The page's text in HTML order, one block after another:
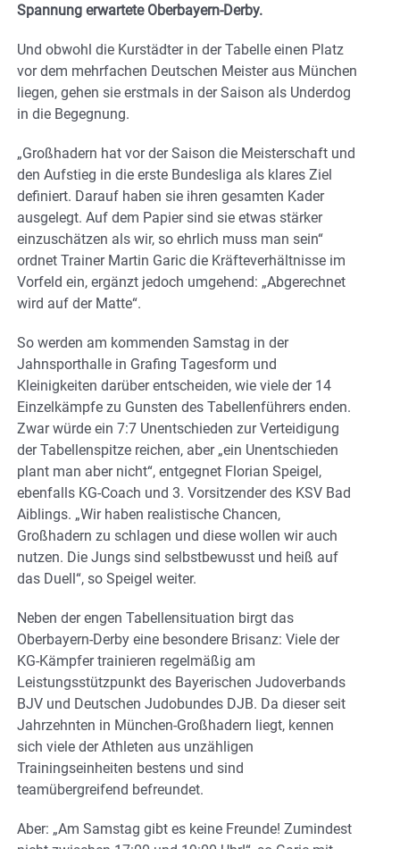
Spannung erwartete Oberbayern-Derby.
Und obwohl die Kurstädter in der Tabelle einen Platz
vor dem mehrfachen Deutschen Meister aus München
liegen, gehen sie erstmals in der Saison als Underdog
in die Begegnung.
„Großhadern hat vor der Saison die Meisterschaft und
den Aufstieg in die erste Bundesliga als klares Ziel
definiert. Darauf haben sie ihren gesamten Kader
ausgelegt. Auf dem Papier sind sie etwas stärker
einzuschätzen als wir, so ehrlich muss man sein“
ordnet Trainer Martin Garic die Kräfteverhältnisse im
Vorfeld ein, ergänzt jedoch umgehend: „Abgerechnet
wird auf der Matte“.
So werden am kommenden Samstag in der
Jahnsporthalle in Grafing Tagesform und
Kleinigkeiten darüber entscheiden, wie viele der 14
Einzelkämpfe zu Gunsten des Tabellenführers enden.
Zwar würde ein 7:7 Unentschieden zur Verteidigung
der Tabellenspitze reichen, aber „ein Unentschieden
plant man aber nicht“, entgegnet Florian Speigel,
ebenfalls KG-Coach und 3. Vorsitzender des KSV Bad
Aiblings. „Wir haben realistische Chancen,
Großhadern zu schlagen und diese wollen wir auch
nutzen. Die Jungs sind selbstbewusst und heiß auf
das Duell“, so Speigel weiter.
Neben der engen Tabellensituation birgt das
Oberbayern-Derby eine besondere Brisanz: Viele der
KG-Kämpfer trainieren regelmäßig am
Leistungsstützpunkt des Bayerischen Judoverbands
BJV und Deutschen Judobundes DJB. Da dieser seit
Jahrzehnten in München-Großhadern liegt, kennen
sich viele der Athleten aus unzähligen
Trainingseinheiten bestens und sind
teamübergreifend befreundet.
Aber: „Am Samstag gibt es keine Freunde! Zumindest